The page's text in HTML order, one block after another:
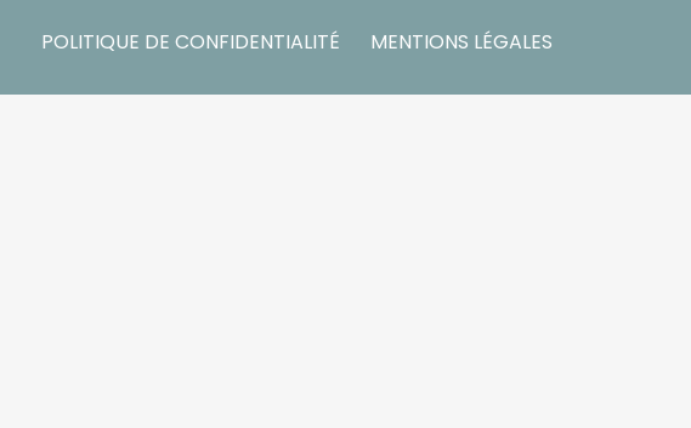
POLITIQUE DE CONFIDENTIALITÉ MENTIONS LÉGALES